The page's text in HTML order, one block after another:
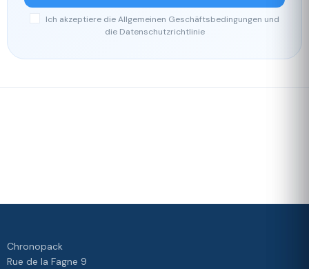
Ich akzeptiere die Allgemeinen Geschäftsbedingungen und
die Datenschutzrichtlinie
Chronopack
Rue de la Fagne 9